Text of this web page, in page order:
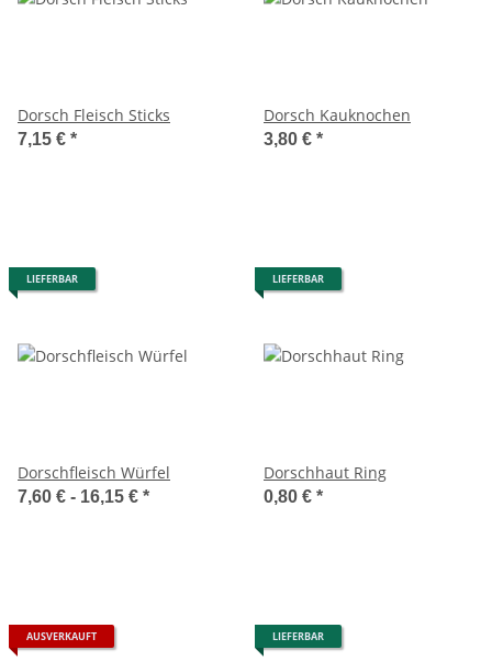
Dorsch Fleisch Sticks
7,15 € *
Dorsch Kauknochen
3,80 € *
LIEFERBAR
Dorschfleisch Würfel
7,60 € - 16,15 € *
LIEFERBAR
Dorschhaut Ring
0,80 € *
AUSVERKAUFT LIEFERBAR